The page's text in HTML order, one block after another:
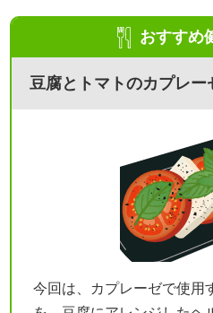
おすすめ
豆腐とトマトのカプレー
今回は、カプレーゼで使用